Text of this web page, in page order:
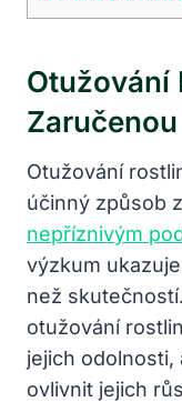
Otužování
Otužování
účinný způsob
nepříznivým
výzkum
než
otužování
jejich odolnosti,
ovlivnit jejich